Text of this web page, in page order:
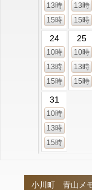
13時
15時
13時
15時
24
10時
13時
15時
25
10時
13時
15時
31
10時
13時
15時
小川町 青山メ